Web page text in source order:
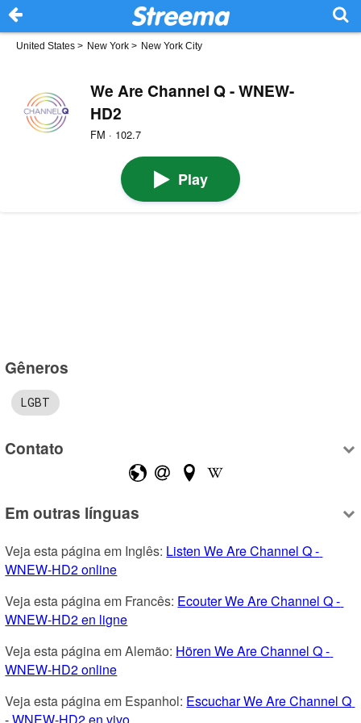
United States > New York > New York City
We Are Channel Q - WNEW-
HD2
FM · 102.7
Play
Gêneros
LGBT
Contato
Em outras línguas
Veja esta página em Inglês: Listen We Are Channel Q -
WNEW-HD2 online
Veja esta página em Francês: Ecouter We Are Channel Q -
WNEW-HD2 en ligne
Veja esta página em Alemão: Hören We Are Channel Q -
WNEW-HD2 online
Veja esta página em Espanhol: Escuchar We Are Channel Q
- WNEW-HD2 en vivo